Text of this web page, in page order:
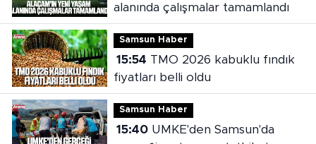
alanında çalışmalar tamamlandı
Samsun Haber
15:54
fiyatları belli oldu
Samsun Haber
15:40UMKE'den Samsun'da